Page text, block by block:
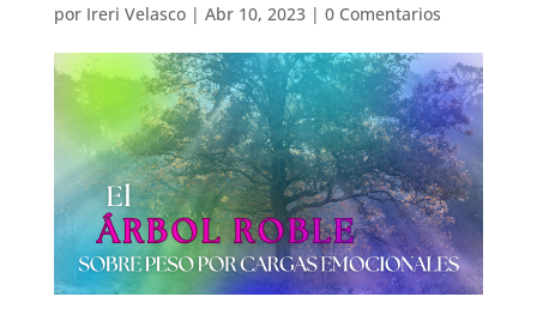
por Ireri Velasco| Abr 10, 2023| 0 Comentarios